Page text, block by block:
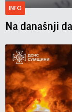
INFO
Na današnji